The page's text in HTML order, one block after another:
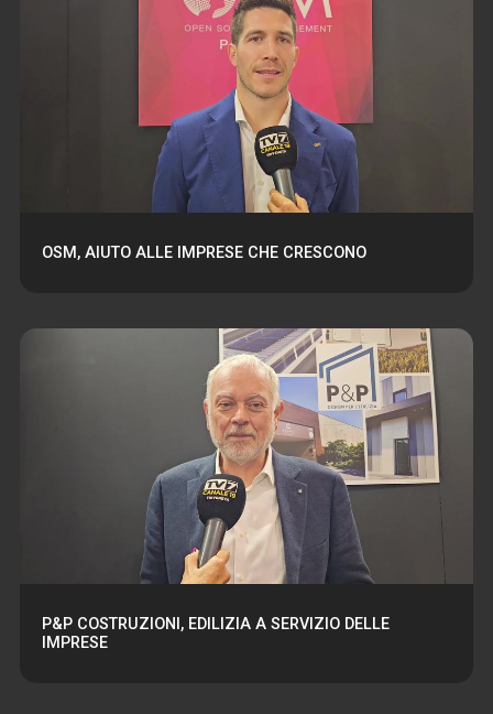
OSM, AIUTO ALLE IMPRESE CHE CRESCONO
P&P COSTRUZIONI, EDILIZIA A SERVIZIO DELLE
IMPRESE